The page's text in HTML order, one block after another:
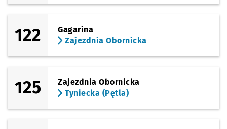
122
Gagarina
Zajezdnia Obornicka
125
Zajezdnia Obornicka
Tyniecka (Pętla)